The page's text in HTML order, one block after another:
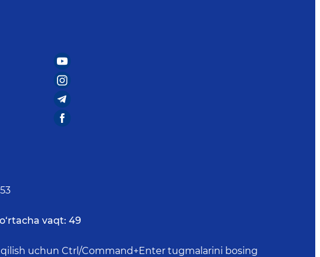
vaqt: 49
uchun Ctrl/Command+Enter tugmalarini bosing